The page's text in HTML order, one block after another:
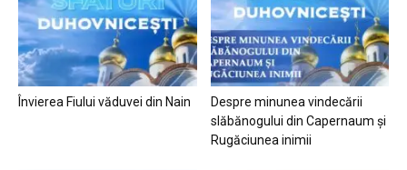
Învierea Fiului văduvei din Nain
Despre minunea vindecării
slăbănogului din Capernaum și
Rugăciunea inimii